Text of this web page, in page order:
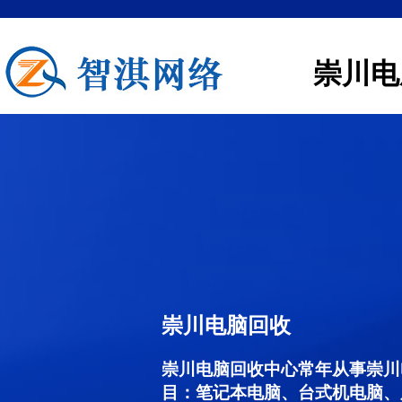
崇川
崇川电脑回收
崇川电脑回收中心常年从事崇
目：笔记本电脑、台式机电脑